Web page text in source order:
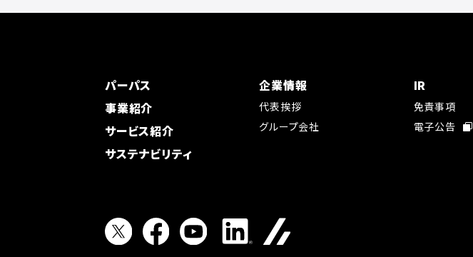
パーパス
事業紹介
サービス紹介
サステナビリティ
企業情報
代表挨拶
グループ会社
IR
免責事項
電子公告